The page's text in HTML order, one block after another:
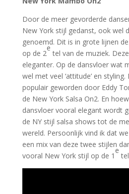
Door de meer gevorderde
New York stijl gedanst, ook wel
genoemd. Dit is in grote lijnen
op de 2
e
tel van de muziek.
eleganter. Op de dansvloer wat
wel met veel ‘attitude’ en
populair geworden door Eddy
de New York Salsa On2. En
dansvloer vooral elegant wordt
de NY stijl salsa shows tot de
wereld. Persoonlijk vind ik dat
een mix van deze twee stijlen
vooral New York stijl op de 1
e